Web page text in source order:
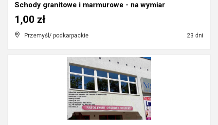
Schody granitowe i marmurowe - na wymiar
Przemyśl/ podkarpackie 23 dni
1,00 zł